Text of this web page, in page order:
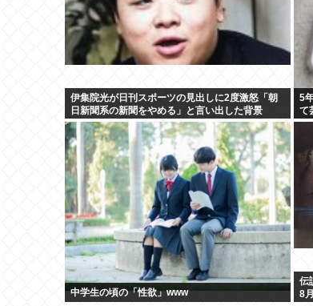
伊集院光が日刊スポーツの見出しに2度激怒「朝
日新聞系の新聞をやめる」と言い出した背景
5
て
な
中学生の頃の「性欲」www
伝
8